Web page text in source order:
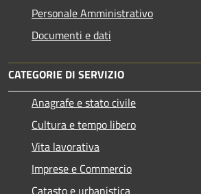
Personale Amministrativo
Documenti e dati
CATEGORIE DI SERVIZIO
Anagrafe e stato civile
Cultura e tempo libero
Vita lavorativa
Imprese e Commercio